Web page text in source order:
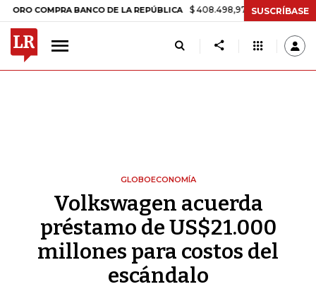
COMPRA BANCO DE LA REPÚBLICA $ 408.498,97 +$ 8.753,81 +2,19%
SUSCRÍBASE
GLOBOECONOMÍA
Volkswagen acuerda
préstamo de US$21.000
millones para costos del
escándalo